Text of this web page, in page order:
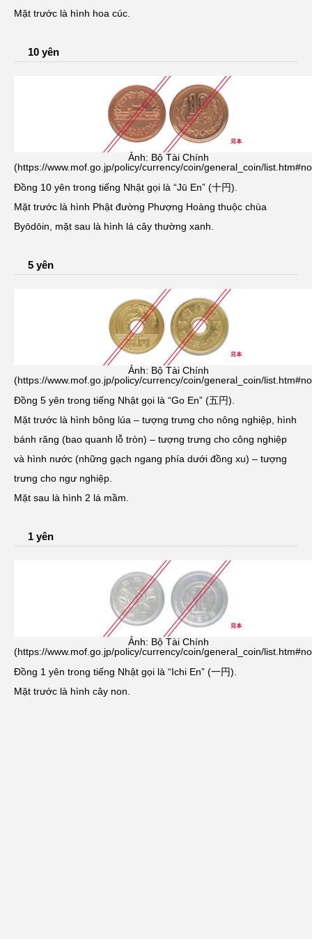
Mặt trước là hình hoa cúc.
10 yên
Ảnh: Bộ Tài Chính
(https://www.mof.go.jp/policy/currency/coin/general_coin/
Đồng 10 yên trong tiếng Nhật gọi là “Jū En” (十円).
Mặt trước là hình Phật đường Phượng Hoàng thuộc chùa
Byōdōin, mặt sau là hình lá cây thường xanh.
5 yên
Ảnh: Bộ Tài Chính
(https://www.mof.go.jp/policy/currency/coin/general_coin/
Đồng 5 yên trong tiếng Nhật gọi là “Go En” (五円).
Mặt trước là hình bông lúa – tượng trưng cho nông nghiệp, hình
bánh răng (bao quanh lỗ tròn) – tượng trưng cho công nghiệp
và hình nước (những gạch ngang phía dưới đồng xu) – tượng
trưng cho ngư nghiệp.
Mặt sau là hình 2 lá mầm.
1 yên
Ảnh: Bộ Tài Chính
(https://www.mof.go.jp/policy/currency/coin/general_coin/
Đồng 1 yên trong tiếng Nhật gọi là “Ichi En” (一円).
Mặt trước là hình cây non.